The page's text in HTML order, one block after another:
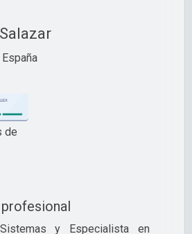
de
y Especialista en